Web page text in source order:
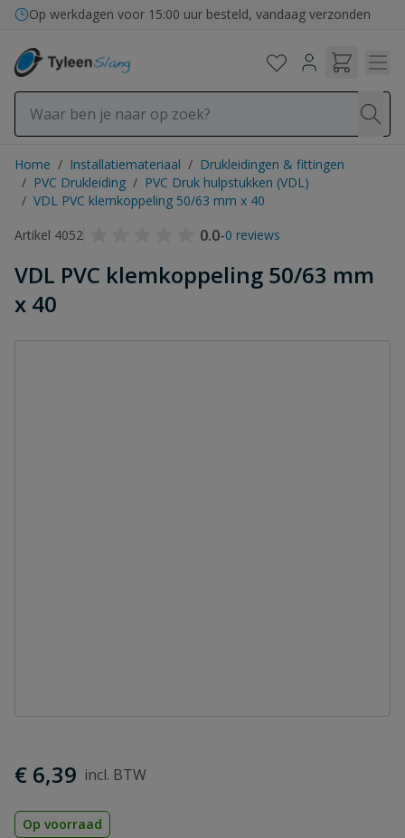
Ga naar de inhoud
Op werkdagen voor 15:00 uur besteld, vandaag verzonden
Home / Installatiemateriaal / Drukleidingen & fittingen
/ PVC Drukleiding / PVC Druk hulpstukken (VDL)
/ VDL PVC klemkoppeling 50/63 mm x 40
Artikel 4052
0.0-0 reviews
VDL PVC klemkoppeling 50/63 mm
x 40
€ 6,39
Op voorraad